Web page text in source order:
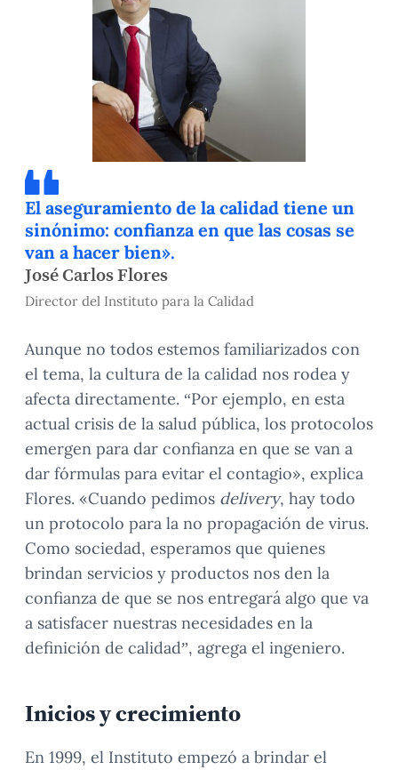
El aseguramiento de la calidad tiene un
sinónimo: confianza en que las cosas se
van a hacer bien».
José Carlos Flores
Director del Instituto para la Calidad
Aunque no todos estemos familiarizados con
el tema, la cultura de la calidad nos rodea y
afecta directamente. “Por ejemplo, en esta
actual crisis de la salud pública, los protocolos
emergen para dar confianza en que se van a
dar fórmulas para evitar el contagio», explica
Flores. «Cuando pedimos delivery, hay todo
un protocolo para la no propagación de virus.
Como sociedad, esperamos que quienes
brindan servicios y productos nos den la
confianza de que se nos entregará algo que va
a satisfacer nuestras necesidades en la
definición de calidad”, agrega el ingeniero.
Inicios y crecimiento
En 1999, el Instituto empezó a brindar el